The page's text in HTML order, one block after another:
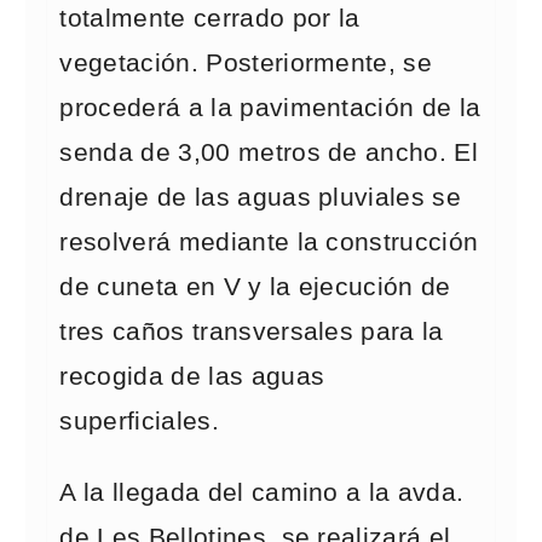
totalmente cerrado por la
vegetación. Posteriormente, se
procederá a la pavimentación de la
senda de 3,00 metros de ancho. El
drenaje de las aguas pluviales se
resolverá mediante la construcción
de cuneta en V y la ejecución de
tres caños transversales para la
recogida de las aguas
superficiales.
A la llegada del camino a la avda.